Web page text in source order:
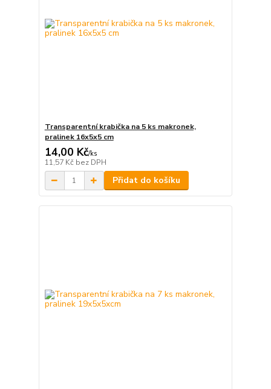
Transparentní krabička na 5 ks makronek,
pralinek 16x5x5 cm
14,00 Kč/ks
11,57 Kč bez DPH
Přidat do košíku